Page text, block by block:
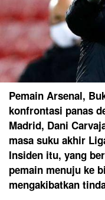
Pemain Arsenal,
konfrontasi panas
Madrid, Dani
masa suku akhir
Insiden itu, yang
pemain menuju ke
mengakibatkan